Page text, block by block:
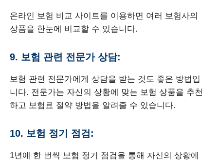
온라인 보험 비교 사이트를 이용하면 여러 보험사의
상품을 한눈에 비교할 수 있습니다.
9. 보험 관련 전문가 상담:
보험 관련 전문가에게 상담을 받는 것도 좋은 방법입
니다. 전문가는 자신의 상황에 맞는 보험 상품을 추천
하고 보험료 절약 방법을 알려줄 수 있습니다.
10. 보험 정기 점검:
1년에 한 번씩 보험 정기 점검을 통해 자신의 상황에